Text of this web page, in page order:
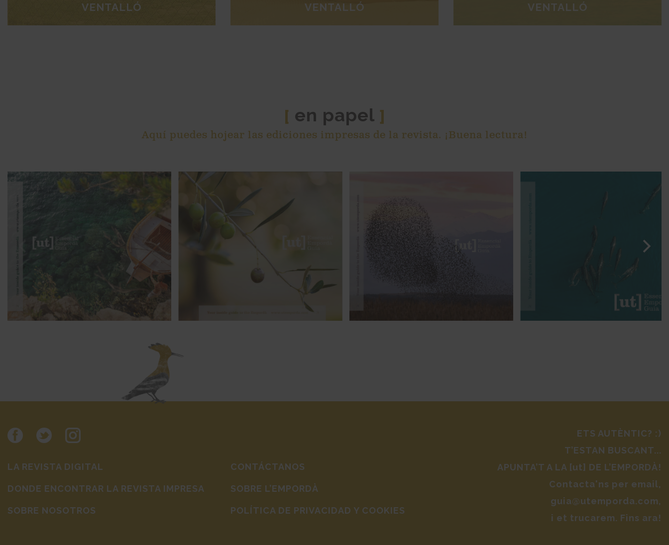
VENTALLÓ VENTALLÓ VENTALLÓ
[ en papel ]
Aquí puedes hojear las ediciones impresas de la revista. ¡Buena lectura!
LA REVISTA DIGITAL
DONDE ENCONTRAR LA REVISTA IMPRESA
SOBRE NOSOTROS
CONTÁCTANOS
SOBRE L’EMPORDÀ
POLÍTICA DE PRIVACIDAD Y COOKIES
ETS AUTÈNTIC? :)
T’ESTAN BUSCANT...
APUNTA’T A LA [ut] DE L’EMPORDÀ!
Contacta'ns per email,
guia@utemporda.com,
i et trucarem. Fins ara!